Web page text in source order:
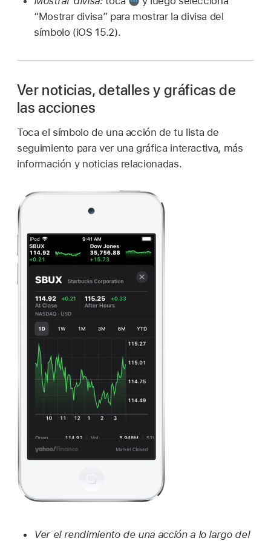
“Mostrar divisa” para mostrar la divisa del
símbolo (iOS 15.2).
Ver noticias, detalles y gráficas de
las acciones
Toca el símbolo de una acción de tu lista de
seguimiento para ver una gráfica interactiva, más
información y noticias relacionadas.
Ver el rendimiento de una acción a lo largo del